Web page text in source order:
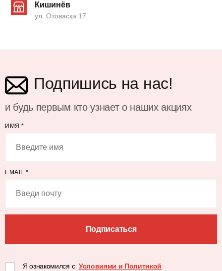
Кишинёв
ул. Отоваска 17
Подпишись на нас!
и будь первым кто узнает о наших акциях
ИМЯ *
EMAIL *
Подписаться
Я ознакомился с Условиями и Политикой